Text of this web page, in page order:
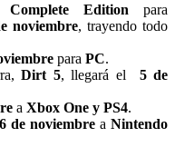
Edition para
noviembre, trayendo todo
para PC.
Dirt 5, llegará el 5 de
a Xbox One y PS4.
6 de noviembreaNintendo